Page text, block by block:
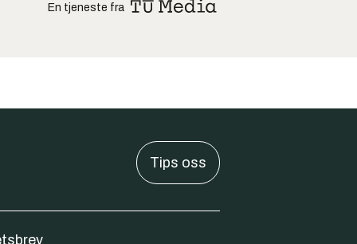
En tjeneste fra
Tips oss